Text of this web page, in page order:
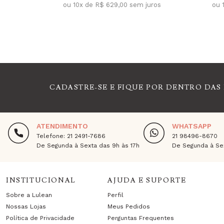
ou 10x de R$ 629,00 sem juros ou
CADASTRE-SE E FIQUE POR DENTRO
ATENDIMENTO
Telefone: 21 2491-7686
De Segunda à Sexta das 9h às 17h
WHATSAPP
21 98496-8670
De Segunda à
INSTITUCIONAL
Sobre a Lulean
Nossas Lojas
Política de Privacidade
AJUDA E SUPORTE
Perfil
Meus Pedidos
Perguntas Frequentes